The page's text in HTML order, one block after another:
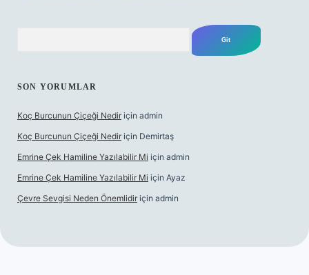
SON YORUMLAR
Koç Burcunun Çiçeği Nedir için admin
Koç Burcunun Çiçeği Nedir için Demirtaş
Emrine Çek Hamiline Yazılabilir Mi için admin
Emrine Çek Hamiline Yazılabilir Mi için Ayaz
Çevre Sevgisi Neden Önemlidir için admin